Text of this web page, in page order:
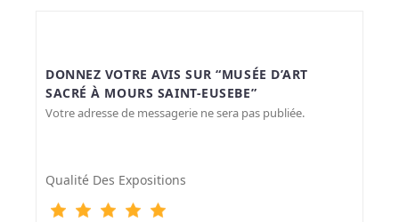
DONNEZ VOTRE AVIS SUR “MUSÉE D’ART
SACRÉ À MOURS SAINT-EUSEBE”
Votre adresse de messagerie ne sera pas publiée.
Qualité Des Expositions